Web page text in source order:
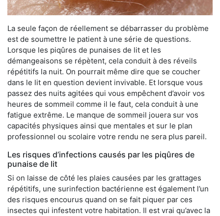
La seule façon de réellement se débarrasser du problème
est de soumettre le patient à une série de questions.
Lorsque les piqûres de punaises de lit et les
démangeaisons se répètent, cela conduit à des réveils
répétitifs la nuit. On pourrait même dire que se coucher
dans le lit en question devient invivable. Et lorsque vous
passez des nuits agitées qui vous empêchent d’avoir vos
heures de sommeil comme il le faut, cela conduit à une
fatigue extrême. Le manque de sommeil jouera sur vos
capacités physiques ainsi que mentales et sur le plan
professionnel ou scolaire votre rendu ne sera plus pareil.
Les risques d’infections causés par les piqûres de
punaise de lit
Si on laisse de côté les plaies causées par les grattages
répétitifs, une surinfection bactérienne est également l’un
des risques encourus quand on se fait piquer par ces
insectes qui infestent votre habitation. Il est vrai qu’avec la